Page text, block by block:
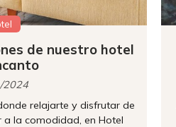
de nuestro hotel
2024
relajarte y disfrutar de
a la comodidad, en Hotel